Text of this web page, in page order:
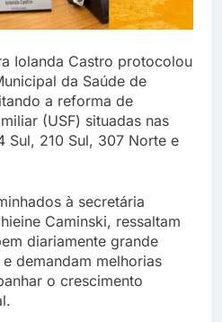
Iolanda Castro protocolou
da Saúde de
a reforma de
(USF) situadas nas
Sul, 210 Sul, 307 Norte e
à secretária
Caminski, ressaltam
diariamente grande
demandam melhorias
o crescimento